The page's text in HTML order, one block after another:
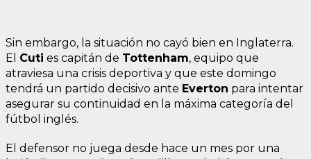
Sin embargo, la situación no cayó bien en Inglaterra.
El Cuti es capitán de Tottenham, equipo que
atraviesa una crisis deportiva y que este domingo
tendrá un partido decisivo ante Everton para intentar
asegurar su continuidad en la máxima categoría del
fútbol inglés.
El defensor no juega desde hace un mes por una